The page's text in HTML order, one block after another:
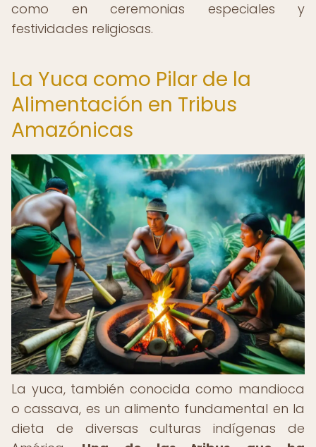
como en ceremonias especiales y
festividades religiosas.
La Yuca como Pilar de la
Alimentación en Tribus
Amazónicas
La yuca, también conocida como mandioca
o cassava, es un alimento fundamental en la
dieta de diversas culturas indígenas de